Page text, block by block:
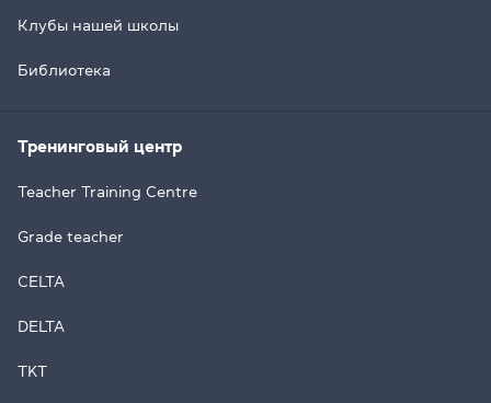
Клубы нашей школы
Библиотека
Тренинговый центр
Teacher Training Centre
Grade teacher
CELTA
DELTA
TKT